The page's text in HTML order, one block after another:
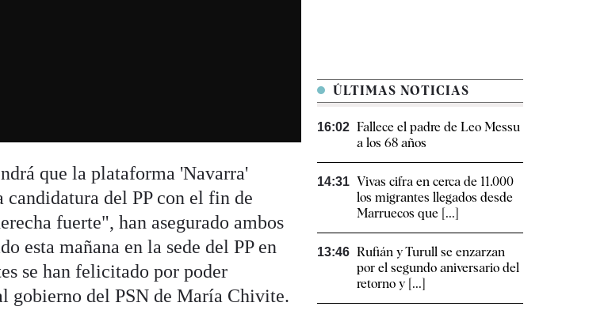
que la plataforma 'Navarra'
candidatura del PP con el fin de
fuerte", han asegurado ambos
esta mañana en la sede del PP en
se han felicitado por poder
gobierno del PSN de María Chivite.
ÚLTIMAS NOTICIAS
16:02 Fallece el padre de Leo Messu
a los 68 años
14:31 Vivas cifra en cerca de 11.000
los migrantes llegados desde
Marruecos que [...]
13:46 Rufián y Turull se enzarzan
por el segundo aniversario del
retorno y [...]